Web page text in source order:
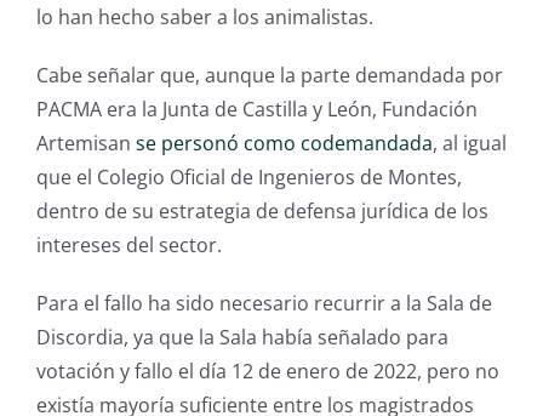
lo han hecho saber a los animalistas.
Cabe señalar que, aunque la parte demandada por
PACMA era la Junta de Castilla y León, Fundación
Artemisan se personó como codemandada, al igual
que el Colegio Oficial de Ingenieros de Montes,
dentro de su estrategia de defensa jurídica de los
intereses del sector.
Para el fallo ha sido necesario recurrir a la Sala de
Discordia, ya que la Sala había señalado para
votación y fallo el día 12 de enero de 2022, pero no
existía mayoría suficiente entre los magistrados